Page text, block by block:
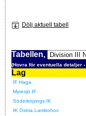
Dölj aktuell tabell
Tabellen,
(Hovra för eventuella detaljer -
Lag
IF Haga
Myresjö IF
Söderköpings IK
IK Östria Lambohov